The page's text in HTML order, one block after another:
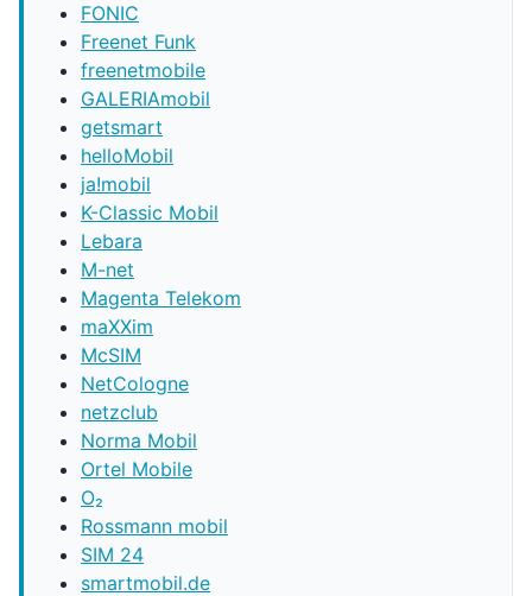
FONIC
Freenet Funk
freenetmobile
GALERIAmobil
getsmart
helloMobil
ja!mobil
K-Classic Mobil
Lebara
M-net
Magenta Telekom
maXXim
McSIM
NetCologne
netzclub
Norma Mobil
Ortel Mobile
O₂
Rossmann mobil
SIM 24
smartmobil.de